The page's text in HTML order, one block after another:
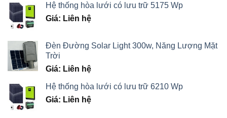
Hệ thống hòa lưới có lưu trữ 5175 Wp
Giá: Liên hệ
Đèn Đường Solar Light 300w, Năng Lượng Mặt
Trời
Giá: Liên hệ
Hệ thống hòa lưới có lưu trữ 6210 Wp
Giá: Liên hệ